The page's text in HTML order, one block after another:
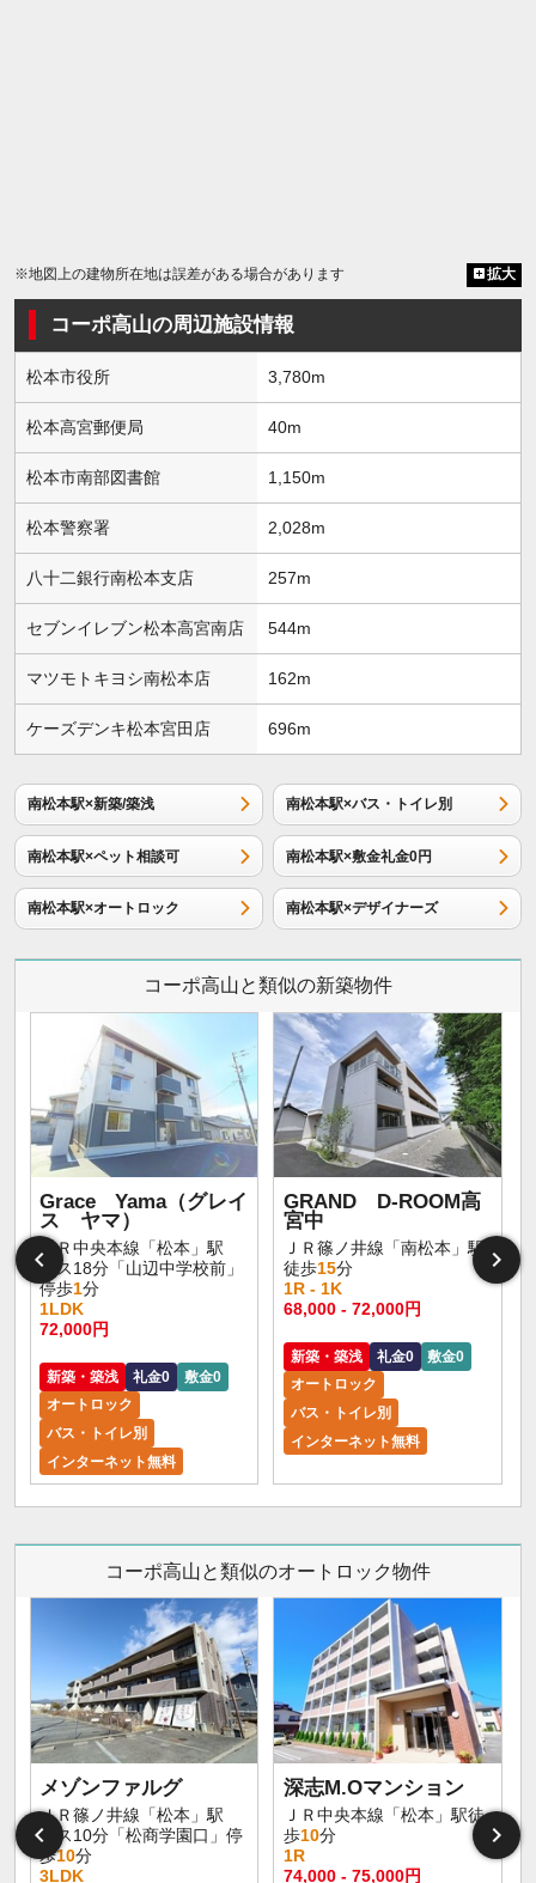
※地図上の建物所在地は誤差がある場合があります 拡大
コーポ高山の周辺施設情報
松本市役所 3,780m
松本高宮郵便局 40m
松本市南部図書館 1,150m
松本警察署 2,028m
八十二銀行南松本支店 257m
セブンイレブン松本高宮南店 544m
マツモトキヨシ南松本店 162m
ケーズデンキ松本宮田店 696m
南松本駅×新築/築浅 南松本駅×バス・トイレ別
南松本駅×ペット相談可 南松本駅×敷金礼金0円
南松本駅×オートロック 南松本駅×デザイナーズ
コーポ高山と類似の新築物件
Grace Yama（グレイ
ス ヤマ）
ＪＲ中央本線「松本」駅
バス18分「山辺中学校前」
停歩1分
1LDK
72,000円
新築・築浅 礼金0
敷金0
オートロック
バス・トイレ別
インターネット無料
GRAND D-ROOM高
宮中
ＪＲ篠ノ井線「南松本」駅
徒歩15分
1R - 1K
68,000 - 72,000円
新築・築浅 礼金0
敷金0
オートロック
バス・トイレ別
インターネット無料
コーポ高山と類似のオートロック物件
メゾンファルグ
ＪＲ篠ノ井線「松本」駅
バス10分「松商学園口」停
歩10分
3LDK
深志M.Oマンション
ＪＲ中央本線「松本」駅徒
歩10分
1R
74,000 - 75,000円